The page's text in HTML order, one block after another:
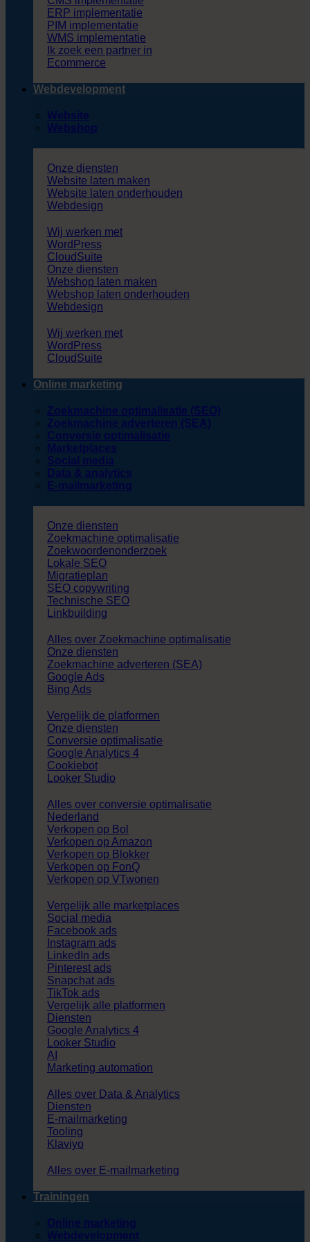
ERP implementatie
PIM implementatie
WMS implementatie
Ik zoek een partner in
Ecommerce
Webdevelopment
Website
Webshop
Onze diensten
Website laten maken
Website laten onderhouden
Webdesign
Wij werken met
WordPress
CloudSuite
Onze diensten
Webshop laten maken
Webshop laten onderhouden
Webdesign
Wij werken met
WordPress
CloudSuite
Online marketing
Zoekmachine optimalisatie (SEO)
Zoekmachine adverteren (SEA)
Conversie optimalisatie
Marketplaces
Social media
Data & analytics
E-mailmarketing
Onze diensten
Zoekmachine optimalisatie
Zoekwoordenonderzoek
Lokale SEO
Migratieplan
SEO copywriting
Technische SEO
Linkbuilding
Alles over Zoekmachine optimalisatie
Onze diensten
Zoekmachine adverteren (SEA)
Google Ads
Bing Ads
Vergelijk de platformen
Onze diensten
Conversie optimalisatie
Google Analytics 4
Cookiebot
Looker Studio
Alles over conversie optimalisatie
Nederland
Verkopen op Bol
Verkopen op Amazon
Verkopen op Blokker
Verkopen op FonQ
Verkopen op VTwonen
Vergelijk alle marketplaces
Social media
Facebook ads
Instagram ads
LinkedIn ads
Pinterest ads
Snapchat ads
TikTok ads
Vergelijk alle platformen
Diensten
Google Analytics 4
Looker Studio
AI
Marketing automation
Alles over Data & Analytics
Diensten
E-mailmarketing
Tooling
Klaviyo
Alles over E-mailmarketing
Trainingen
Online marketing
Webdevelopment